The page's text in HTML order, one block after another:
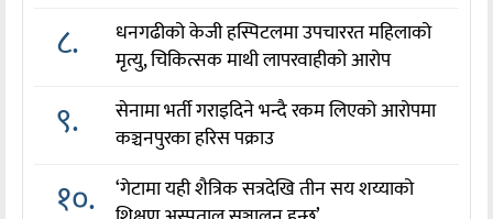
८.
धनगढीको केजी हस्पिटलमा उपचाररत महिलाको
मृत्यु, चिकित्सक माथी लापरवाहीको आरोप
९.
सेनामा भर्ती गराइदिने भन्दै रकम लिएको आरोपमा
कञ्चनपुरका हरिस पक्राउ
१०.
‘गेटामा यही शैत्रिक सत्रदेखि तीन सय शय्याको